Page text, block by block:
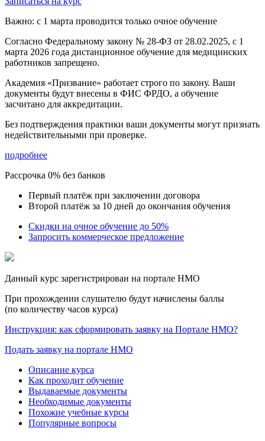
Важно: с 1 марта проводится только очное обучение
Согласно Федеральному закону № 28-ФЗ от 28.02.2025, с 1
марта 2026 года дистанционное обучение для медицинских
работников запрещено.
Академия «Призвание» работает строго по закону. Ваши
документы будут внесены в ФИС ФРДО, а обучение
засчитано для аккредитации.
Без подтверждения практики ваши документы могут признать
недействительными при проверке.
подробнее
Рассрочка 0% без банков
Первый платёж при заключении договора
Второй платёж за 10 дней до окончания обучения
Скидки на очное обучение до 50%
Запросить коммерческое предложение
Данный курс зарегистрирован на портале НМО
При прохождении слушателю будут начислены баллы
(по количеству часов курса)
Инструкция: как сформировать заявку на Портале НМО?
Подать заявку на портале НМО
Описание курса
Как проходит обучение
Выдаваемые документы
Необходимые документы
Похожие учебные курсы
Популярные вопросы